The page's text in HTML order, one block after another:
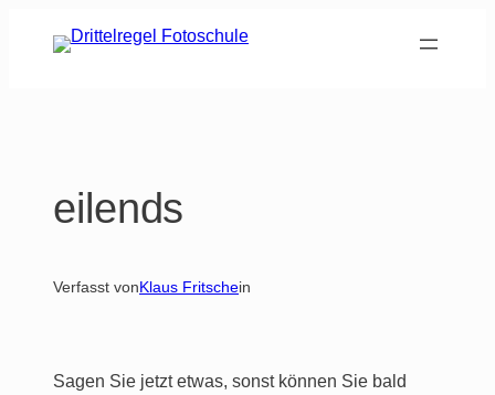
eilends
Verfasst vonKlaus Fritschein
Sagen Sie jetzt etwas, sonst können Sie bald